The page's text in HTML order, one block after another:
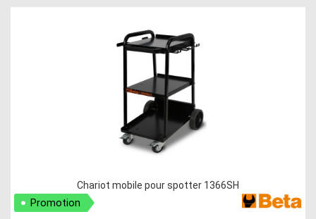
Chariot mobile pour spotter 1366SH
Promotion